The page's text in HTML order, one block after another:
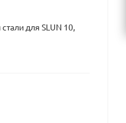
для SLUN 10,